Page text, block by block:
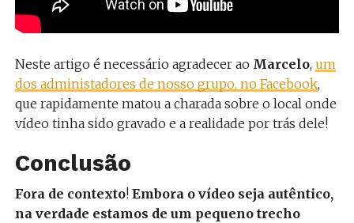
Neste artigo é necessário agradecer ao Marcelo, um
dos administadores de nosso grupo, no Facebook,
que rapidamente matou a charada sobre o local onde
vídeo tinha sido gravado e a realidade por trás dele!
Conclusão
Fora de contexto! Embora o vídeo seja autêntico,
na verdade estamos de um pequeno trecho